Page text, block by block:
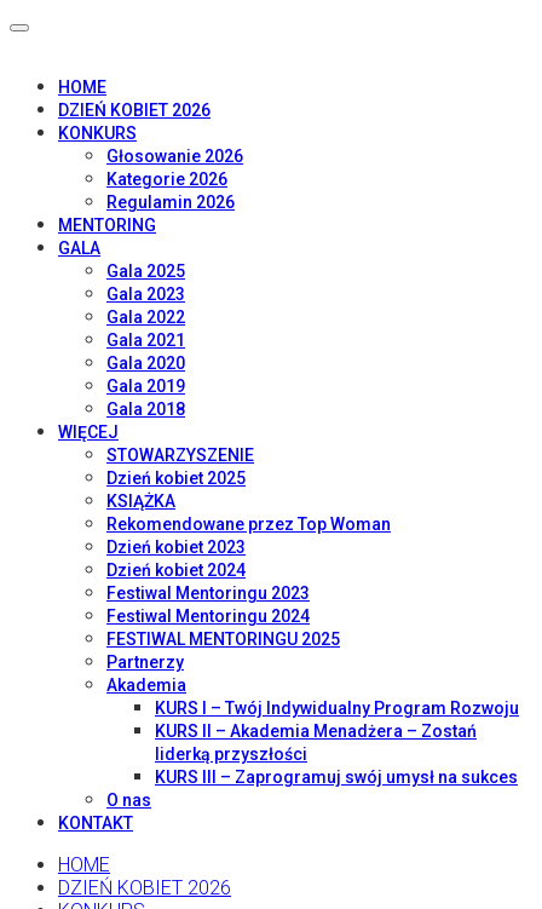
HOME
DZIEŃ KOBIET 2026
KONKURS
Głosowanie 2026
Kategorie 2026
Regulamin 2026
MENTORING
GALA
Gala 2025
Gala 2023
Gala 2022
Gala 2021
Gala 2020
Gala 2019
Gala 2018
WIĘCEJ
STOWARZYSZENIE
Dzień kobiet 2025
KSIĄŻKA
Rekomendowane przez Top Woman
Dzień kobiet 2023
Dzień kobiet 2024
Festiwal Mentoringu 2023
Festiwal Mentoringu 2024
FESTIWAL MENTORINGU 2025
Partnerzy
Akademia
KURS I – Twój Indywidualny Program Rozwoju
KURS II – Akademia Menadżera – Zostań
liderką przyszłości
KURS III – Zaprogramuj swój umysł na sukces
O nas
KONTAKT
HOME
DZIEŃ KOBIET 2026